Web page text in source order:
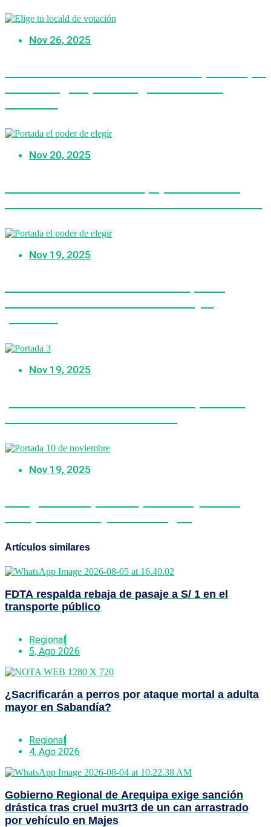
Nov 26, 2025
Nov 20, 2025
Nov 19, 2025
Nov 19, 2025
Nov 19, 2025
Artículos similares
FDTA respalda rebaja de pasaje a S/ 1 en el
transporte público
Regional
5, Ago 2026
¿Sacrificarán a perros por ataque mortal a adulta
mayor en Sabandía?
Regional
4, Ago 2026
Gobierno Regional de Arequipa exige sanción
drástica tras cruel mu3rt3 de un can arrastrado
por vehículo en Majes